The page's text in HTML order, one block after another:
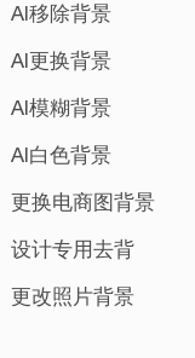
AI移除背景
AI更换背景
AI模糊背景
AI白色背景
更换电商图背景
设计专用去背
更改照片背景